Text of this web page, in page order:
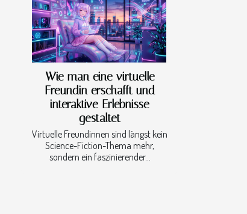
Wie man eine virtuelle
Freundin erschafft und
interaktive Erlebnisse
gestaltet
Virtuelle Freundinnen sind längst kein
Science-Fiction-Thema mehr,
sondern ein faszinierender...